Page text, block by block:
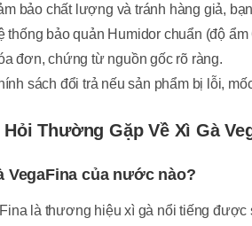
bảo chất lượng và tránh hàng giả,
thống bảo quản Humidor chuẩn (độ ẩm
đơn, chứng từ nguồn gốc rõ ràng.
sách đổi trả nếu sản phẩm bị lỗi,
Hỏi Thường Gặp Về Xì Gà
VegaFina của nước nào?
là thương hiệu xì gà nổi tiếng